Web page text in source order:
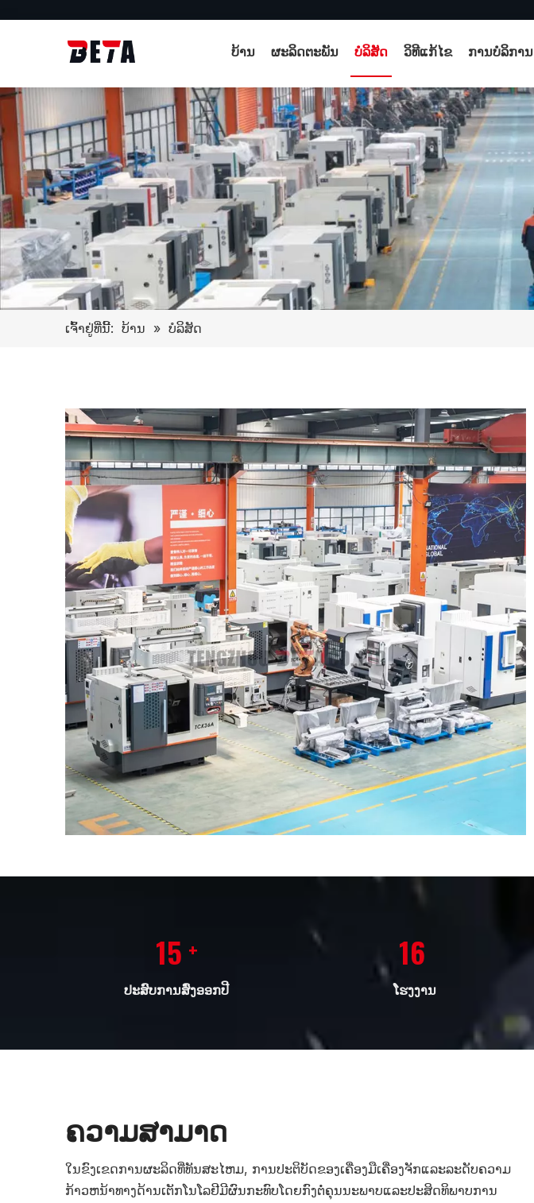
ບ້ານ ຜະລິດຕະພັນ ບໍລິສັດ ວິທີແກ້ໄຂ ການບໍລິການ
ເຈົ້າຢູ່ທີ່ນີ້: ບ້ານ » ບໍລິສັດ
15 +
ປະສົບການສົ່ງອອກປີ
16
ໂຮງງານ
ຄວາມສາມາດ
ໃນຂົງເຂດການຜະລິດທີ່ທັນສະໄຫມ, ການປະຕິບັດຂອງເຄື່ອງມືເຄື່ອງຈັກແລະລະດັບຄວາມ
ກ້າວຫນ້າທາງດ້ານເຕັກໂນໂລຢີມີຜົນກະທົບໂດຍກົງຕໍ່ຄຸນນະພາບແລະປະສິດທິພາບການ